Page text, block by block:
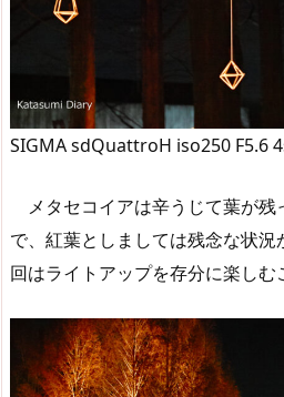
SIGMA sdQuattroH iso250 F5.6
メタセコイアは辛うじて葉が残
で、紅葉としましては残念な状
回はライトアップを存分に楽しむ